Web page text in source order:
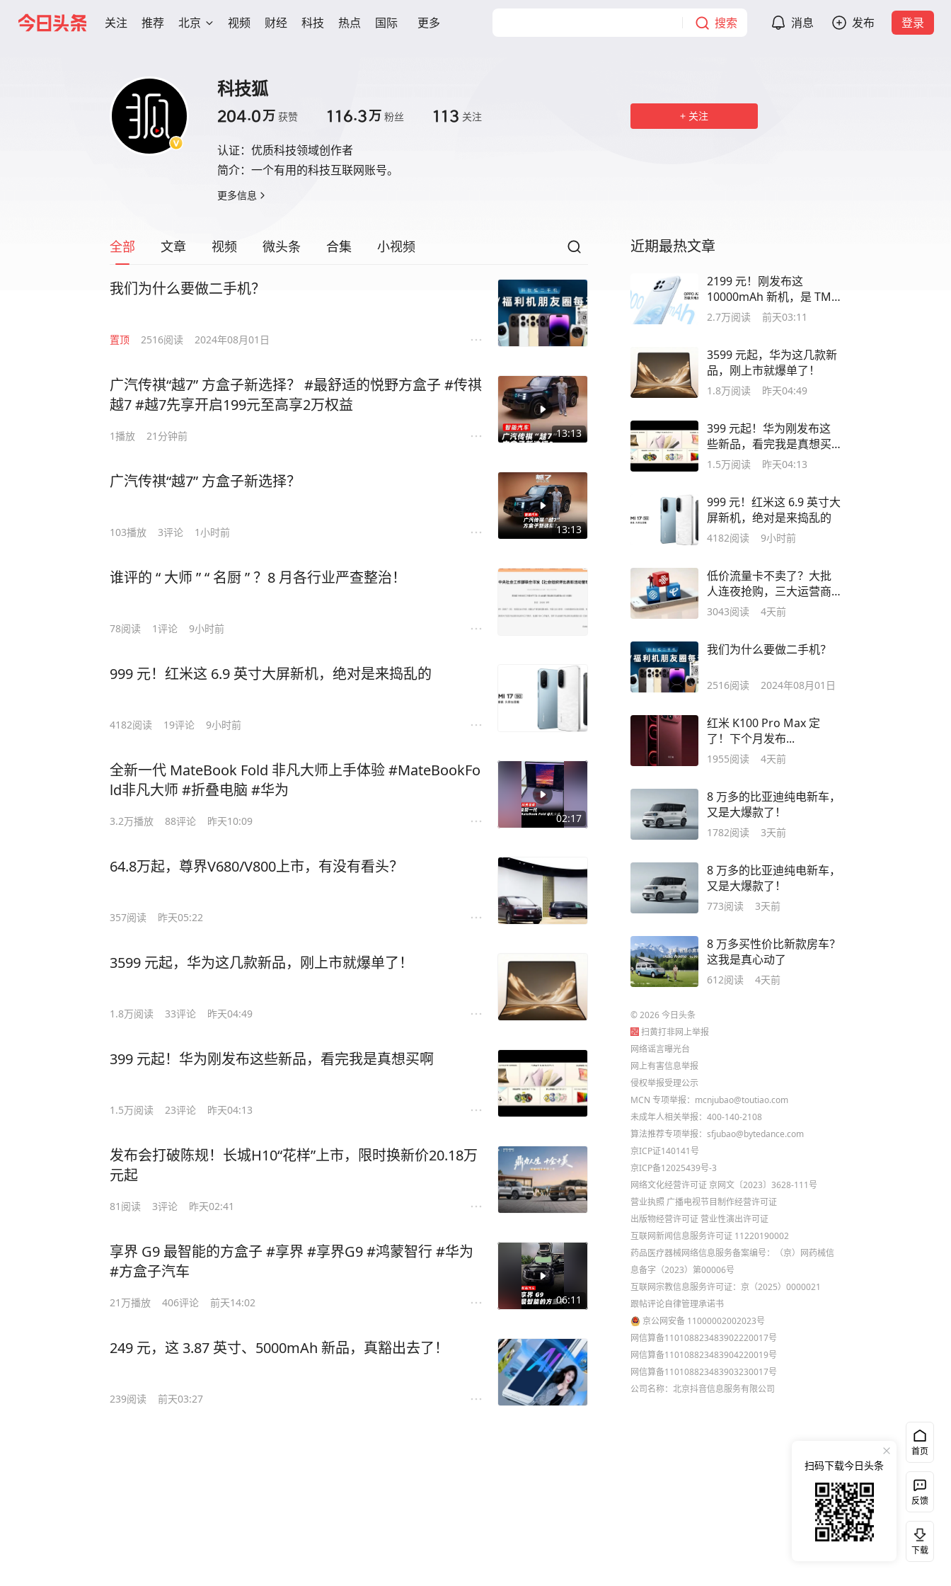
关注 推荐 北京 视频 财经 科技 热点 国际 更多 搜索 消息 发布 登录
科技狐
204.0万 获赞 116.3万 粉丝 113 关注
认证： 优质科技领域创作者
简介： 一个有用的科技互联网账号。
更多信息
关注
全部 文章 视频 微头条 合集 小视频
我们为什么要做二手机？
置顶 2516阅读 2024年08月01日
13:13
广汽传祺“越7” 方盒子新选择？ #最舒适的悦野方盒子 #传祺
越7 #越7先享开启199元至高享2万权益
1播放 21分钟前
13:13
广汽传祺“越7” 方盒子新选择？
103播放 3评论 1小时前
谁评的 “ 大师 ” “ 名厨 ” ？8 月各行业严查整治！
78阅读 1评论 9小时前
999 元！红米这 6.9 英寸大屏新机，绝对是来捣乱的
4182阅读 19评论 9小时前
02:17
全新一代 MateBook Fold 非凡大师上手体验 #MateBookFo
ld非凡大师 #折叠电脑 #华为
3.2万播放 88评论 昨天10:09
64.8万起，尊界V680/V800上市，有没有看头？
357阅读 昨天05:22
3599 元起，华为这几款新品，刚上市就爆单了！
1.8万阅读 33评论 昨天04:49
399 元起！华为刚发布这些新品，看完我是真想买啊
1.5万阅读 23评论 昨天04:13
发布会打破陈规！长城H10“花样”上市，限时换新价20.18万
元起
81 阅读 3评论 昨天02:41
06:11
享界 G9 最智能的方盒子 #享界 #享界G9 #鸿蒙智行 #华为
#方盒子汽车
21万播放 406评论 前天14:02
249 元，这 3.87 英寸、5000mAh 新品，真豁出去了！
239阅读 前天03:27
近期最热文章
2199 元！刚发布这
10000mAh 新机，是 TM
疯了吧？
2.7万阅读 前天03:11
3599 元起，华为这几款新
品，刚上市就爆单了！
1.8万阅读 昨天04:49
399 元起！华为刚发布这
些新品，看完我是真想买
啊
1.5万阅读 昨天04:13
999 元！红米这 6.9 英寸大
屏新机，绝对是来捣乱的
4182阅读 9小时前
低价流量卡不卖了？大批
人连夜抢购，三大运营商
回应
3043阅读 4天前
我们为什么要做二手机？
2516阅读 2024年08月01日
红米 K100 Pro Max 定
了！下个月发布...
1955阅读 4天前
8 万多的比亚迪纯电新车，
又是大爆款了！
1782阅读 3天前
8 万多的比亚迪纯电新车，
又是大爆款了！
773阅读 3天前
8 万多买性价比新款房车？
这我是真心动了
612阅读 4天前
©2026今日头条
扫黄打非网上举报
网络谣言曝光台
网上有害信息举报
侵权举报受理公示
MCN 专项举报：mcnjubao@toutiao.com
未成年人相关举报：400-140-2108
算法推荐专项举报：sfjubao@bytedance.com
京ICP证140141号
京ICP备12025439号-3
网络文化经营许可证 京网文〔2023〕3628-111号
营业执照 广播电视节目制作经营许可证
出版物经营许可证 营业性演出许可证
互联网新闻信息服务许可证 11220190002
药品医疗器械网络信息服务备案编号：（京）网药械信
息备字（2023）第00006号
互联网宗教信息服务许可证：京（2025）0000021
跟帖评论自律管理承诺书
京公网安备 11000002002023号
网信算备110108823483902220017号
网信算备110108823483904220019号
网信算备110108823483903230017号
公司名称：北京抖音信息服务有限公司
首页
反馈
下载
扫码下载今日头条